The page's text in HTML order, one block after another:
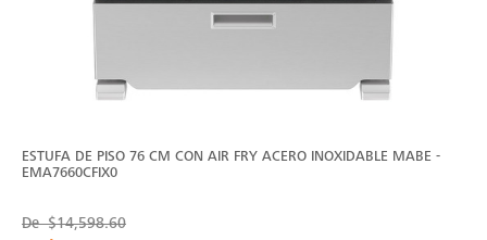
ESTUFA DE PISO 76 CM CON AIR FRY ACERO INOXIDABLE MABE -
EMA7660CFIX0
De$14,598.60